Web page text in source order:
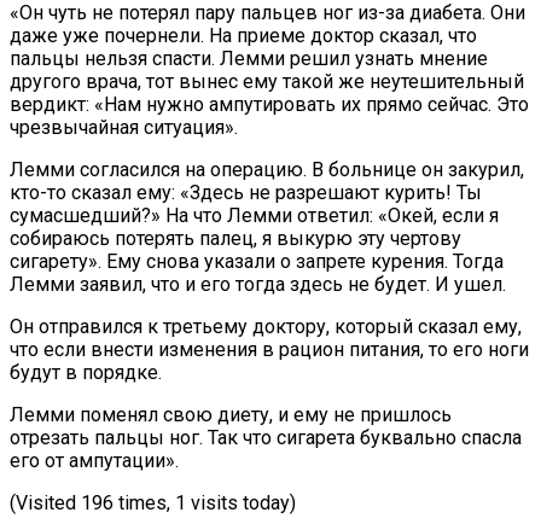
«Он чуть не потерял пару пальцев ног из-за диабета. Они
даже уже почернели. На приеме доктор сказал, что
пальцы нельзя спасти. Лемми решил узнать мнение
другого врача, тот вынес ему такой же неутешительный
вердикт: «Нам нужно ампутировать их прямо сейчас. Это
чрезвычайная ситуация».
Лемми согласился на операцию. В больнице он закурил,
кто-то сказал ему: «Здесь не разрешают курить! Ты
сумасшедший?» На что Лемми ответил: «Окей, если я
собираюсь потерять палец, я выкурю эту чертову
сигарету». Ему снова указали о запрете курения. Тогда
Лемми заявил, что и его тогда здесь не будет. И ушел.
Он отправился к третьему доктору, который сказал ему,
что если внести изменения в рацион питания, то его ноги
будут в порядке.
Лемми поменял свою диету, и ему не пришлось
отрезать пальцы ног. Так что сигарета буквально спасла
его от ампутации».
(Visited 196 times, 1 visits today)